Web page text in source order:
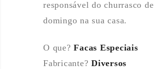
responsável do churrasco de
domingo na sua casa.
O que?Facas Especiais
Fabricante? Diversos